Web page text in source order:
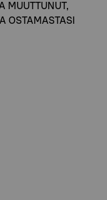
MUUTTUNUT,
OSTAMASTASI